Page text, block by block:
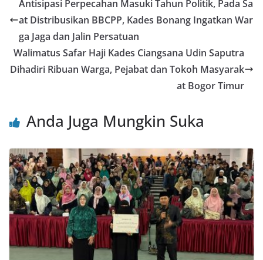
b
o
o
k
A
p
p
st
Antisipasi Perpecahan Masuki Tahun Politik, Pada Sa
at Distribusikan BBCPP, Kades Bonang Ingatkan War
ga Jaga dan Jalin Persatuan
Walimatus Safar Haji Kades Ciangsana Udin Saputra
Dihadiri Ribuan Warga, Pejabat dan Tokoh Masyarak
at Bogor Timur
Anda Juga Mungkin Suka